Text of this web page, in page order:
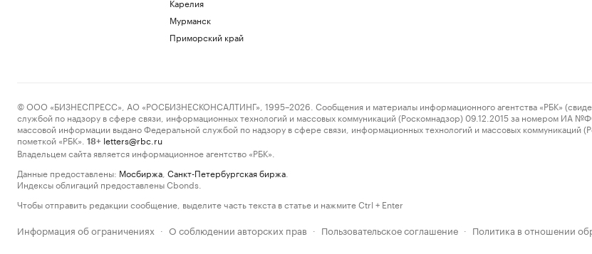
Мурманск
Приморский край
© ООО «БИЗНЕСПРЕСС», АО «РОСБИЗНЕСКОНСАЛТИНГ», 1995–2026. Сообщения и материалы информационного агентства «РБК»
службой по надзору в сфере связи, информационных технологий и массовых коммуникаций (Роскомнадзор) 09.12.2015 за номером ИА
массовой информации выдано Федеральной службой по надзору в сфере связи, информационных технологий и массовых
пометкой «РБК».
18+ letters@rbc.ru
Владельцем сайта является информационное агентство «РБК».
Данные предоставлены: Мосбиржа Санкт-Петербургская биржа
Индексы облигаций предоставлены Cbonds.
Чтобы отправить редакции сообщение, выделите часть текста в статье и нажмите Ctrl + Enter
Информация об ограничениях · О соблюдении авторских прав · Пользовательское соглашение · Политика в отношении